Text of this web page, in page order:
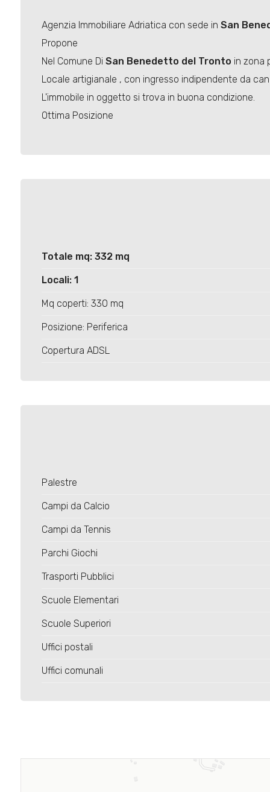
Agenzia Immobiliare Adriatica con sede in San
Propone
Nel Comune Di San Benedetto del Tronto in zona
Locale artigianale , con ingresso indipendente da
L'immobile in oggetto si trova in buona condizione.
Ottima Posizione
Totale mq: 332 mq
Locali: 1
Mq coperti: 330 mq
Posizione: Periferica
Copertura ADSL
Palestre
Campi da Calcio
Campi da Tennis
Parchi Giochi
Trasporti Pubblici
Scuole Elementari
Scuole Superiori
Uffici postali
Uffici comunali